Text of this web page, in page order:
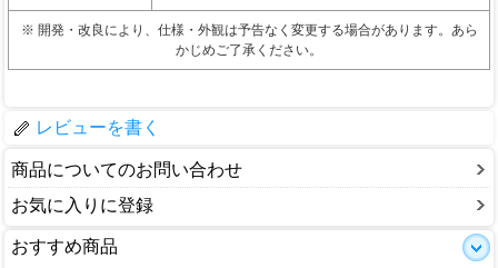
※ 開発・改良により、仕様・外観は予告なく変更する場合があります。あら
かじめご了承ください。
レビューを書く
商品についてのお問い合わせ
お気に入りに登録
おすすめ商品